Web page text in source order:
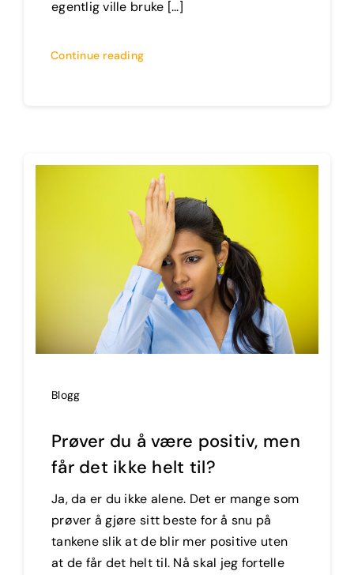
egentlig ville bruke [...]
Continue reading
Blogg
Prøver du å være positiv, men
får det ikke helt til?
Ja, da er du ikke alene. Det er mange som
prøver å gjøre sitt beste for å snu på
tankene slik at de blir mer positive uten
at de får det helt til. Nå skal jeg fortelle